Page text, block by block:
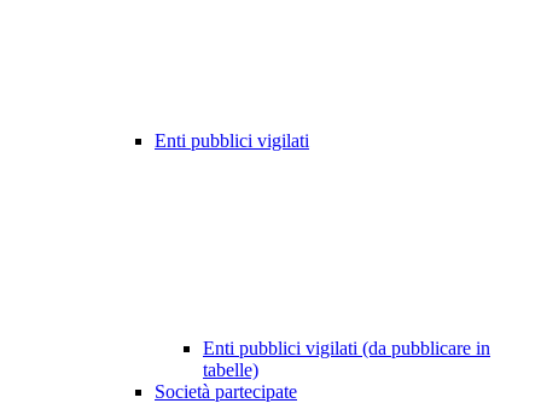
Enti pubblici vigilati
Enti pubblici vigilati (da pubblicare in
tabelle)
Società partecipate